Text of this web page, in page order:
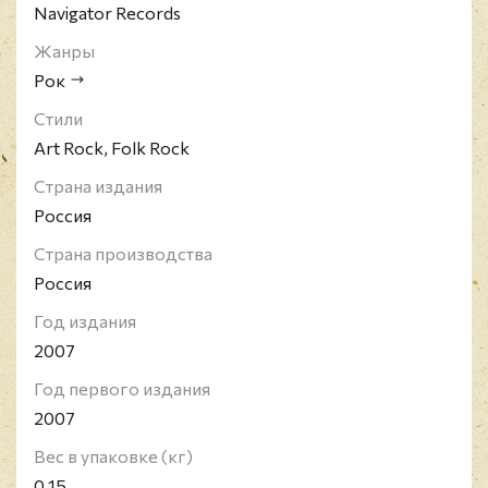
Navigator Records
Жанры
Рок
Стили
Art Rock, Folk Rock
Страна издания
Россия
Страна производства
Россия
Год издания
2007
Год первого издания
2007
Вес в упаковке (кг)